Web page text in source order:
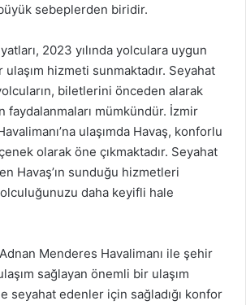
sebeplerden biridir.
2023 yılında yolculara uygun
hizmeti sunmaktadır. Seyahat
biletlerini önceden alarak
faydalanmaları mümkündür. İzmir
ulaşımda Havaş, konforlu
olarak öne çıkmaktadır. Seyahat
Havaş’ın sunduğu hizmetleri
daha keyifli hale
Menderes Havalimanı ile şehir
sağlayan önemli bir ulaşım
seyahat edenler için sağladığı konfor